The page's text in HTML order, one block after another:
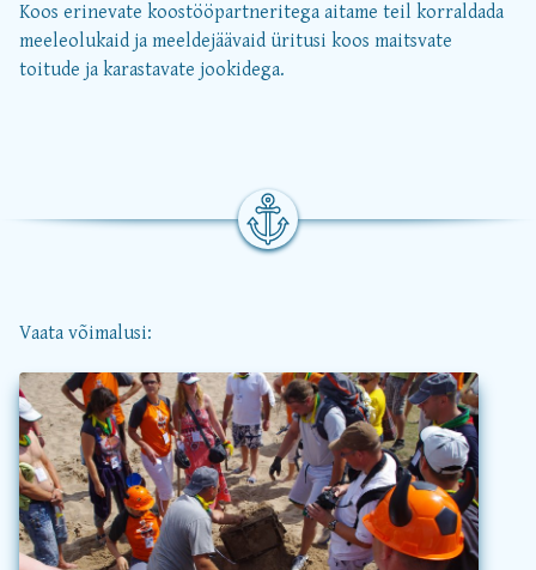
Koos erinevate koostööpartneritega aitame teil korraldada
meeleolukaid ja meeldejäävaid üritusi koos maitsvate
toitude ja karastavate jookidega.
Vaata võimalusi: